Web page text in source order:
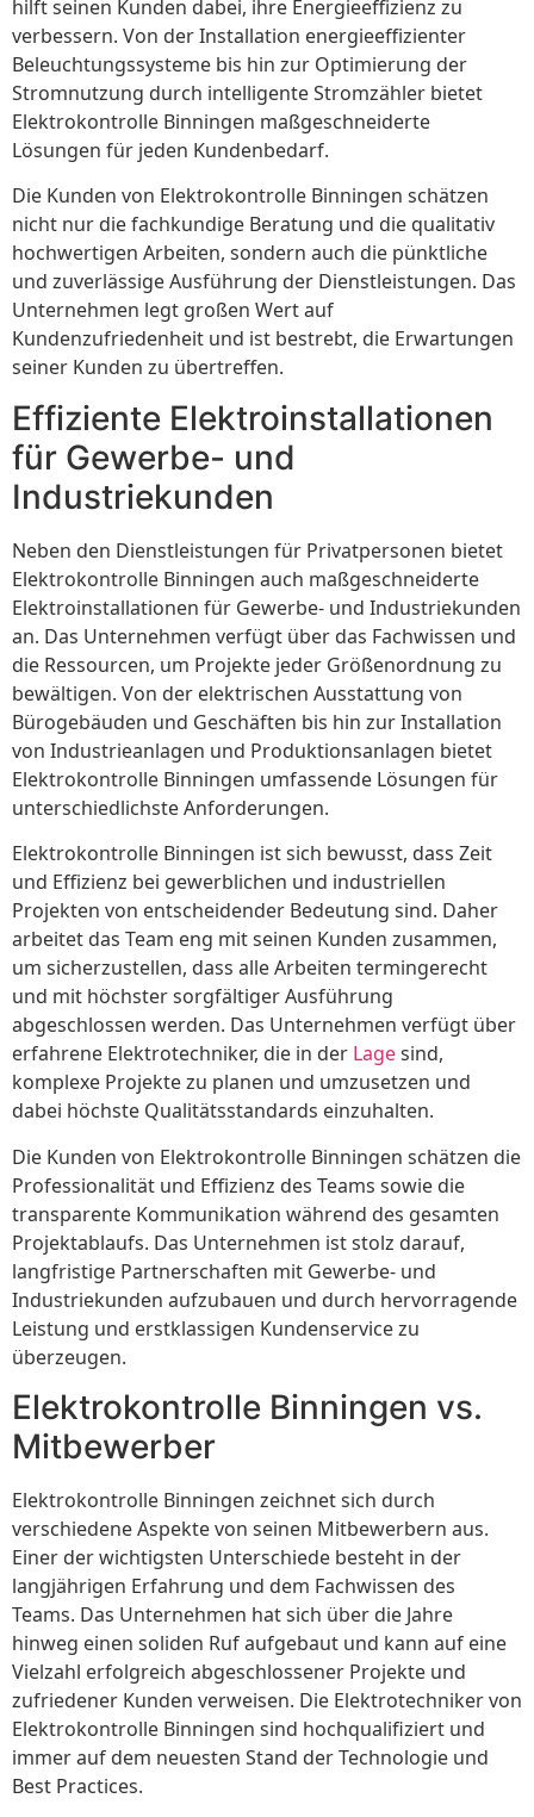
hilft seinen Kunden dabei, ihre Energieeffizienz zu
verbessern. Von der Installation energieeffizienter
Beleuchtungssysteme bis hin zur Optimierung der
Stromnutzung durch intelligente Stromzähler bietet
Elektrokontrolle Binningen maßgeschneiderte
Lösungen für jeden Kundenbedarf.
Die Kunden von Elektrokontrolle Binningen schätzen
nicht nur die fachkundige Beratung und die qualitativ
hochwertigen Arbeiten, sondern auch die pünktliche
und zuverlässige Ausführung der Dienstleistungen. Das
Unternehmen legt großen Wert auf
Kundenzufriedenheit und ist bestrebt, die Erwartungen
seiner Kunden zu übertreffen.
Effiziente Elektroinstallationen
für Gewerbe- und
Industriekunden
Neben den Dienstleistungen für Privatpersonen bietet
Elektrokontrolle Binningen auch maßgeschneiderte
Elektroinstallationen für Gewerbe- und Industriekunden
an. Das Unternehmen verfügt über das Fachwissen und
die Ressourcen, um Projekte jeder Größenordnung zu
bewältigen. Von der elektrischen Ausstattung von
Bürogebäuden und Geschäften bis hin zur Installation
von Industrieanlagen und Produktionsanlagen bietet
Elektrokontrolle Binningen umfassende Lösungen für
unterschiedlichste Anforderungen.
Elektrokontrolle Binningen ist sich bewusst, dass Zeit
und Effizienz bei gewerblichen und industriellen
Projekten von entscheidender Bedeutung sind. Daher
arbeitet das Team eng mit seinen Kunden zusammen,
um sicherzustellen, dass alle Arbeiten termingerecht
und mit höchster sorgfältiger Ausführung
abgeschlossen werden. Das Unternehmen verfügt über
erfahrene Elektrotechniker, die in der Lagesind,
komplexe Projekte zu planen und umzusetzen und
dabei höchste Qualitätsstandards einzuhalten.
Die Kunden von Elektrokontrolle Binningen schätzen die
Professionalität und Effizienz des Teams sowie die
transparente Kommunikation während des gesamten
Projektablaufs. Das Unternehmen ist stolz darauf,
langfristige Partnerschaften mit Gewerbe- und
Industriekunden aufzubauen und durch hervorragende
Leistung und erstklassigen Kundenservice zu
überzeugen.
Elektrokontrolle Binningen vs.
Mitbewerber
Elektrokontrolle Binningen zeichnet sich durch
verschiedene Aspekte von seinen Mitbewerbern aus.
Einer der wichtigsten Unterschiede besteht in der
langjährigen Erfahrung und dem Fachwissen des
Teams. Das Unternehmen hat sich über die Jahre
hinweg einen soliden Ruf aufgebaut und kann auf eine
Vielzahl erfolgreich abgeschlossener Projekte und
zufriedener Kunden verweisen. Die Elektrotechniker von
Elektrokontrolle Binningen sind hochqualifiziert und
immer auf dem neuesten Stand der Technologie und
Best Practices.